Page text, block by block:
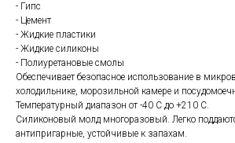
- Гипс
- Цемент
- Жидкие пластики
- Жидкие силиконы
- Полиуретановые смолы
Обеспечивает безопасное использование в
холодильнике, морозильной камере и
Температурный диапазон от -40 С до +210 С.
Силиконовый молд многоразовый. Легко
антипригарные, устойчивые к запахам.